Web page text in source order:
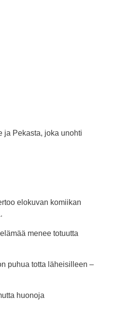
ja Pekasta, joka unohti
elokuvan komiikan
menee totuutta
puhua totta läheisilleen –
huonoja